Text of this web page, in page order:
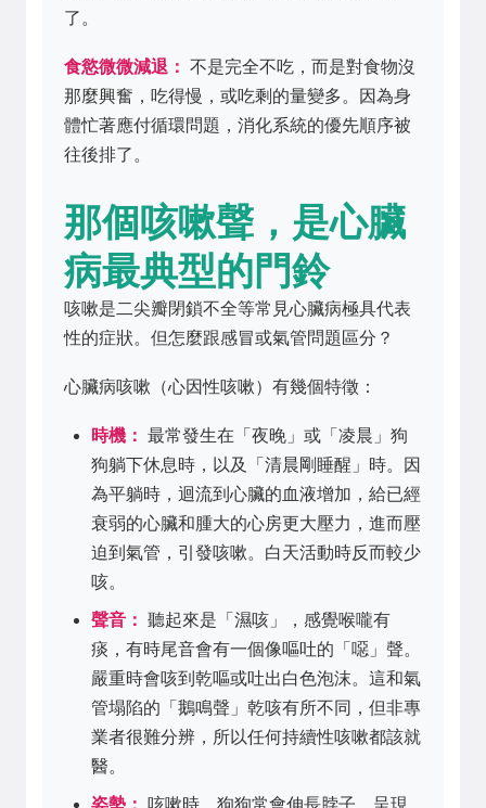
了。
食慾微微減退： 不是完全不吃，而是對食物沒
那麼興奮，吃得慢，或吃剩的量變多。因為身
體忙著應付循環問題，消化系統的優先順序被
往後排了。
那個咳嗽聲，是心臟
病最典型的門鈴
咳嗽是二尖瓣閉鎖不全等常見心臟病極具代表
性的症狀。但怎麼跟感冒或氣管問題區分？
心臟病咳嗽（心因性咳嗽）有幾個特徵：
時機： 最常發生在「夜晚」或「凌晨」狗
狗躺下休息時，以及「清晨剛睡醒」時。因
為平躺時，迴流到心臟的血液增加，給已經
衰弱的心臟和腫大的心房更大壓力，進而壓
迫到氣管，引發咳嗽。白天活動時反而較少
咳。
聲音： 聽起來是「濕咳」，感覺喉嚨有
痰，有時尾音會有一個像嘔吐的「噁」聲。
嚴重時會咳到乾嘔或吐出白色泡沫。這和氣
管塌陷的「鵝鳴聲」乾咳有所不同，但非專
業者很難分辨，所以任何持續性咳嗽都該就
醫。